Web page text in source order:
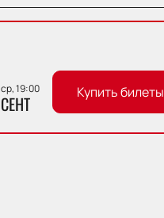
ср, 19:00
СЕНТ Купить билеты